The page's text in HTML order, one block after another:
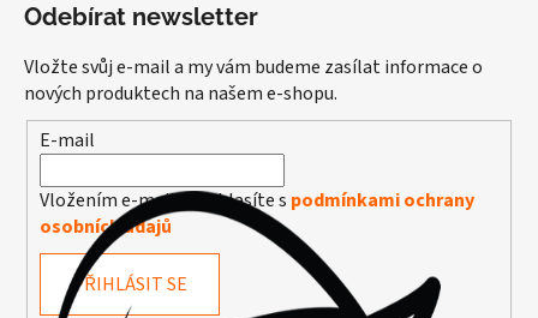
Odebírat newsletter
Vložte svůj e-mail a my vám budeme zasílat informace o
nových produktech na našem e-shopu.
E-mail
Vložením e-mailu souhlasíte s podmínkami ochrany
osobních údajů
PŘIHLÁSIT SE